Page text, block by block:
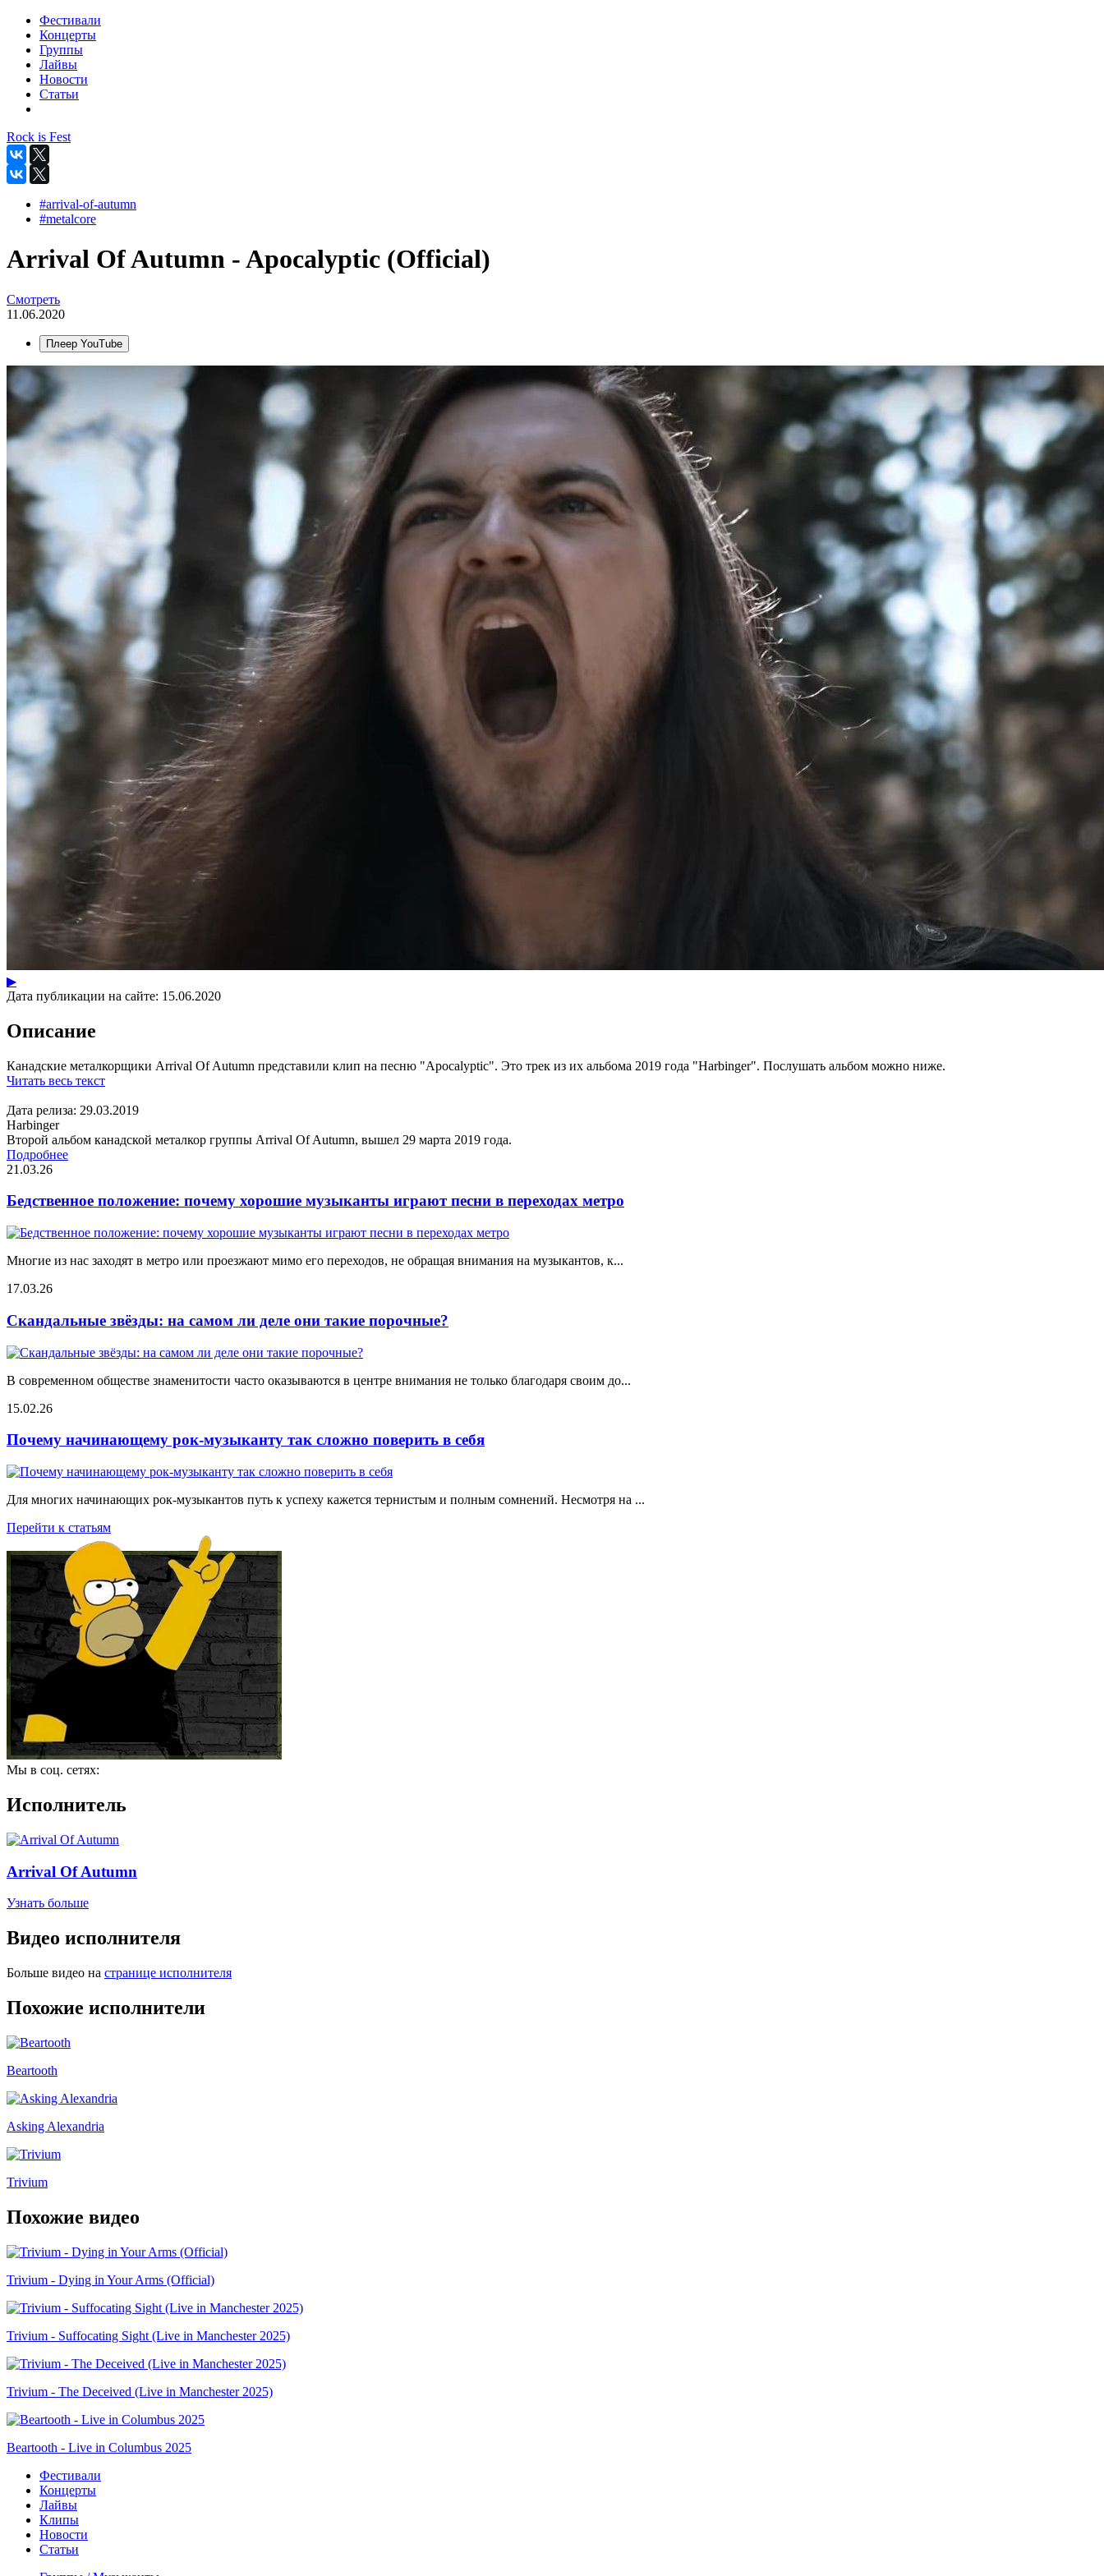
Фестивали
Концерты
Группы
Лайвы
Новости
Статьи
Rock is Fest
#arrival-of-autumn
#metalcore
Arrival Of Autumn - Apocalyptic (Official)
Смотреть
11.06.2020
Плеер YouTube
▶
Дата публикации на сайте: 15.06.2020
Описание
Канадские металкорщики Arrival Of Autumn представили клип на песню "Apocalyptic". Это трек из их альбома 2019 года "Harbinger". Послушать альбом можно ниже.
Читать весь текст
Дата релиза: 29.03.2019
Harbinger
Второй альбом канадской металкор группы Arrival Of Autumn, вышел 29 марта 2019 года.
Подробнее
21.03.26
Бедственное положение: почему хорошие музыканты играют песни в переходах метро
Многие из нас заходят в метро или проезжают мимо его переходов, не обращая внимания на музыкантов, к...
17.03.26
Скандальные звёзды: на самом ли деле они такие порочные?
В современном обществе знаменитости часто оказываются в центре внимания не только благодаря своим до...
15.02.26
Почему начинающему рок-музыканту так сложно поверить в себя
Для многих начинающих рок-музыкантов путь к успеху кажется тернистым и полным сомнений. Несмотря на ...
Перейти к статьям
Мы в соц. сетях:
Исполнитель
Arrival Of Autumn
Узнать больше
Видео исполнителя
Больше видео на странице исполнителя
Похожие исполнители
Beartooth
Asking Alexandria
Trivium
Похожие видео
Trivium - Dying in Your Arms (Official)
Trivium - Suffocating Sight (Live in Manchester 2025)
Trivium - The Deceived (Live in Manchester 2025)
Beartooth - Live in Columbus 2025
Фестивали
Концерты
Лайвы
Клипы
Новости
Статьи